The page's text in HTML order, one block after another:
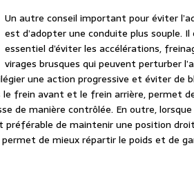
Un autre conseil important pour éviter
est d’adopter une conduite plus souple. Il
essentiel d’éviter les accélérations,
virages brusques qui peuvent perturber
une action progressive et éviter de
frein avant et le frein arrière, permet
de manière contrôlée. En outre, lorsque
de maintenir une position
de mieux répartir le poids et de